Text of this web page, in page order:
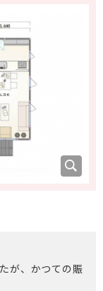
が、かつての賑